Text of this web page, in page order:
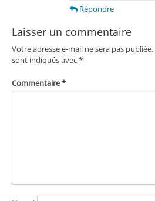
Répondre
Laisser un commentaire
Votre adresse e-mail ne sera pas publiée.
sont indiqués avec*
Commentaire*